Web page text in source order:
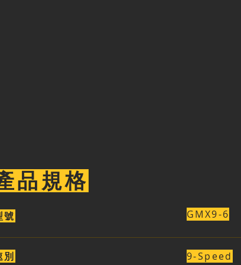
品規格
號 GMX9-6
別 9-Speed